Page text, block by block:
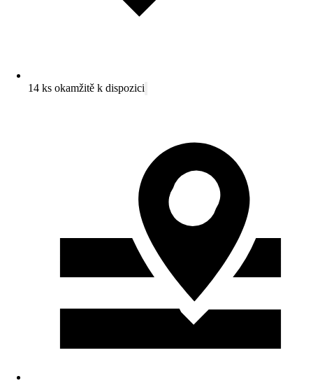
14 ks okamžitě k dispozici